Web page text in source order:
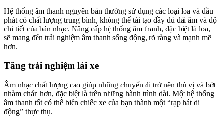
Hệ thống âm thanh nguyên bản thường sử dụng các loại loa và đầu
phát có chất lượng trung bình, không thể tái tạo đầy đủ dải âm và độ
chi tiết của bản nhạc. Nâng cấp hệ thống âm thanh, đặc biệt là loa,
sẽ mang đến trải nghiệm âm thanh sống động, rõ ràng và mạnh mẽ
hơn.
Tăng trải nghiệm lái xe
Âm nhạc chất lượng cao giúp những chuyến đi trở nên thú vị và bớt
nhàm chán hơn, đặc biệt là trên những hành trình dài. Một hệ thống
âm thanh tốt có thể biến chiếc xe của bạn thành một “rạp hát di
động” thực thụ.